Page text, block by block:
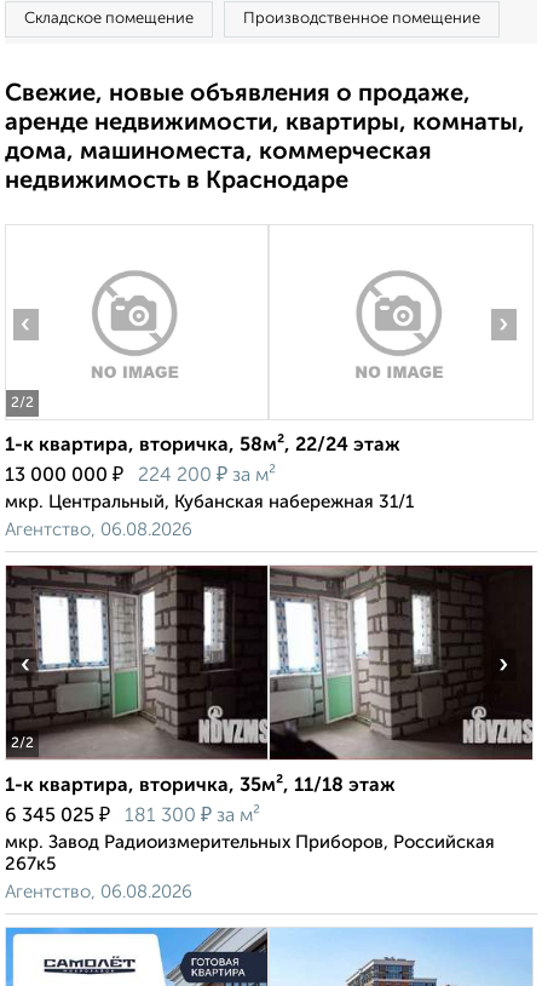
Складское помещение Производственное помещение
Свежие, новые объявления о продаже,
аренде недвижимости, квартиры, комнаты,
дома, машиноместа, коммерческая
недвижимость в Краснодаре
2/2
‹ ›
1-к квартира, вторичка, 58м², 22/24 этаж
13 000 000 ₽ 224 200 ₽ за м²
мкр. Центральный, Кубанская набережная 31/1
Агентство, 06.08.2026
2/2
‹ ›
1-к квартира, вторичка, 35м², 11/18 этаж
6 345 025 ₽ 181 300 ₽ за м²
мкр. Завод Радиоизмерительных Приборов, Российская
267к5
Агентство, 06.08.2026